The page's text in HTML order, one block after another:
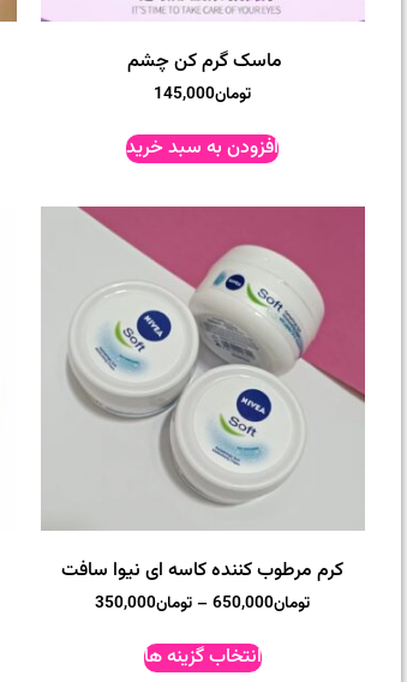
ماسک گرم کن چشم
تومان145,000
افزودن به سبد خرید
کرم مرطوب کننده کاسه ای نیوا سافت
تومان650,000
– تومان350,000
انتخاب گزینه ها